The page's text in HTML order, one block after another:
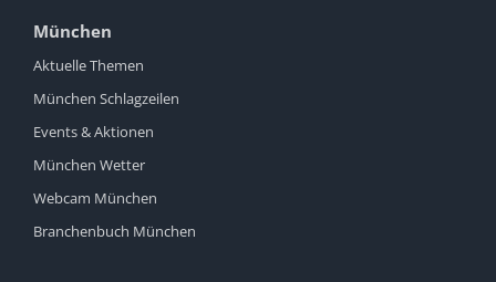
München
Aktuelle Themen
München Schlagzeilen
Events & Aktionen
München Wetter
Webcam München
Branchenbuch München